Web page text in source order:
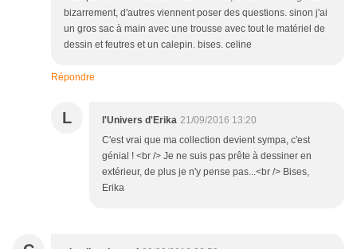
bizarrement, d'autres viennent poser des questions. sinon j'ai
un gros sac à main avec une trousse avec tout le matériel de
dessin et feutres et un calepin. bises. celine
Répondre
L l'Univers d'Erika 21/09/2016 13:20
C'est vrai que ma collection devient sympa, c'est
génial ! <br /> Je ne suis pas prête à dessiner en
extérieur, de plus je n'y pense pas...<br /> Bises,
Erika